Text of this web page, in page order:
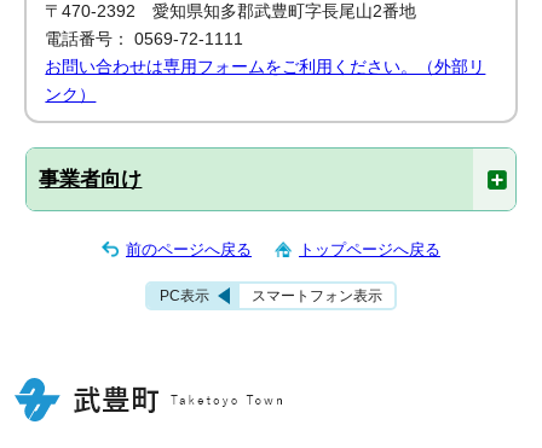
〒470-2392 愛知県知多郡武豊町字長尾山2番地
電話番号： 0569-72-1111
お問い合わせは専用フォームをご利用ください。（外部リ
ンク）
事業者向け
前のページへ戻る トップページへ戻る
PC表示 スマートフォン表示